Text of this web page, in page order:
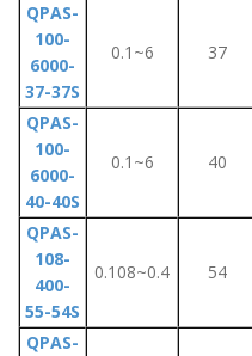
QPAS-
100-
6000-
37-37S
0.1~6 37
QPAS-
100-
6000-
40-40S
0.1~6 40
QPAS-
108-
400-
55-54S
0.108~0.4 54
QPAS-